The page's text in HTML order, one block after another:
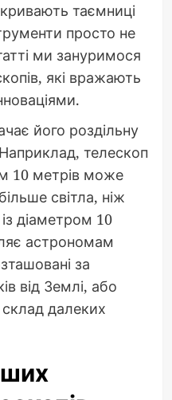
таємниці
просто не
ми зануримося
які вражають
його роздільну
Наприклад, телескоп
10 метрів може
світла, ніж
діаметром 10
астрономам
за
від Землі, або
далеких